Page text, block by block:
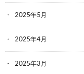
2025年5月
2025年4月
2025年3月